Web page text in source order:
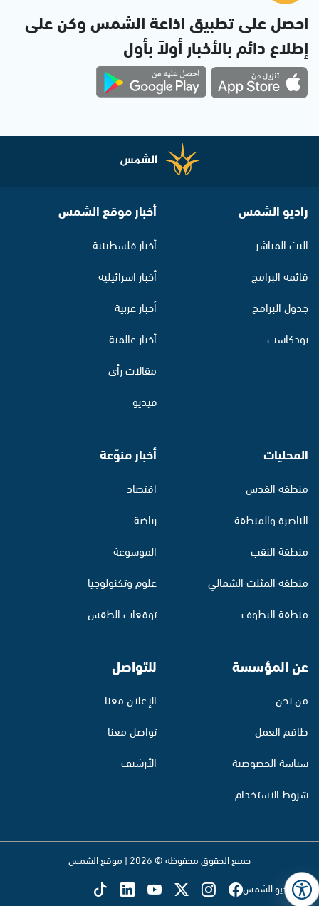
احصل على تطبيق اذاعة الشمس وكن على
إطلاع دائم بالأخبار أولاً بأول
راديو الشمس
البث المباشر
قائمة البرامج
جدول البرامج
بودكاست
أخبار موقع الشمس
أخبار فلسطينية
أخبار اسرائيلية
أخبار عربية
أخبار عالمية
مقالات رأي
فيديو
المحليات
منطقة القدس
الناصرة والمنطقة
منطقة النقب
منطقة المثلث الشمالي
منطقة البطوف
أخبار منوّعة
اقتصاد
رياضة
الموسوعة
علوم وتكنولوجيا
توقعات الطقس
عن المؤسسة
من نحن
طاقم العمل
سياسة الخصوصية
شروط الاستخدام
للتواصل
الإعلان معنا
تواصل معنا
الأرشيف
جميع الحقوق محفوظة © 2026 | موقع الشمس
تابع راديو الشمس